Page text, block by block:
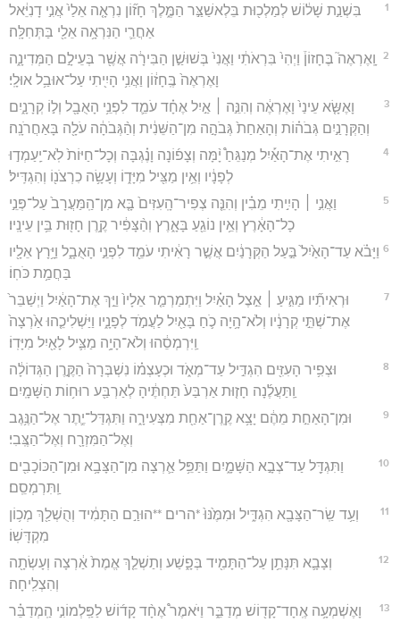
1
בִּשְׁנַ֣ת שָׁל֔וֹשׁ לְמַלְכ֖וּת בֵּלְאשַׁצַּ֣ר הַמֶּ֑לֶךְ חָז֞וֹן נִרְאָ֤ה אֵלַי֙ אֲנִ֣י דָנִיֵּ֔אל
אַחֲרֵ֛י הַנִּרְאָ֥ה אֵלַ֖י בַּתְּחִלָּֽה׃
2
וָֽאֶרְאֶה֮ בֶּחָזוֹן֒ וַיְהִי֙ בִּרְאֹתִ֔י וַאֲנִי֙ בְּשׁוּשַׁ֣ן הַבִּירָ֔ה אֲשֶׁ֖ר בְּעֵילָ֣ם הַמְּדִינָ֑ה
וָאֶרְאֶה֙ בֶּֽחָז֔וֹן וַאֲנִ֥י הָיִ֖יתִי עַל־אוּבַ֥ל אוּלָֽי׃
3
וָאֶשָּׂ֤א עֵינַי֙ וָאֶרְאֶ֔ה וְהִנֵּ֣ה ׀ אַ֣יִל אֶחָ֗ד עֹמֵ֛ד לִפְנֵ֥י הָאֻבָ֖ל וְל֣וֹ קְרָנָ֑יִם
וְהַקְּרָנַ֣יִם גְּבֹה֗וֹת וְהָאַחַת֙ גְּבֹהָ֣ה מִן־הַשֵּׁנִ֔ית וְהַ֨גְּבֹהָ֔ה עֹלָ֖ה בָּאַחֲרֹנָֽה׃
4
רָאִ֣יתִי אֶת־הָאַ֡יִל מְנַגֵּחַ֩ יָ֨מָּה וְצָפ֜וֹנָה וָנֶ֗גְבָּה וְכָל־חַיּוֹת֙ לֹֽא־יַֽעַמְד֣וּ
לְפָנָ֔יו וְאֵ֥ין מַצִּ֖יל מִיָּד֑וֹ וְעָשָׂ֥ה כִרְצֹנ֖וֹ וְהִגְדִּֽיל׃
5
וַאֲנִ֣י ׀ הָיִ֣יתִי מֵבִ֗ין וְהִנֵּ֤ה צְפִיר־הָֽעִזִּים֙ בָּ֤א מִן־הַֽמַּעֲרָב֙ עַל־פְּנֵ֣י
כָל־הָאָ֔רֶץ וְאֵ֥ין נוֹגֵ֖עַ בָּאָ֑רֶץ וְהַ֨צָּפִ֔יר קֶ֥רֶן חָז֖וּת בֵּ֥ין עֵינָֽיו׃
6 וַיָּבֹ֗א עַד־הָאַ֙יִל֙ בַּ֣עַל הַקְּרָנַ֔יִם אֲשֶׁ֣ר רָאִ֔יתִי עֹמֵ֖ד לִפְנֵ֣י הָאֻבָ֑ל וַיָּ֥רָץ אֵלָ֖יו
בַּחֲמַ֥ת כֹּחֽוֹ׃
7
וּרְאִיתִ֞יו מַגִּ֣יעַ ׀ אֵ֣צֶל הָאַ֗יִל וַיִּתְמַרְמַ֤ר אֵלָיו֙ וַיַּ֣ךְ אֶת־הָאַ֔יִל וַיְשַׁבֵּר֙
אֶת־שְׁתֵּ֣י קְרָנָ֔יו וְלֹא־הָ֥יָה כֹ֛חַ בָּאַ֖יִל לַעֲמֹ֣ד לְפָנָ֑יו וַיַּשְׁלִיכֵ֤הוּ אַ֙רְצָה֙
וַֽיִּרְמְסֵ֔הוּ וְלֹא־הָיָ֥ה מַצִּ֛יל לָאַ֖יִל מִיָּדֽוֹ׃
8
וּצְפִ֥יר הָעִזִּ֖ים הִגְדִּ֣יל עַד־מְאֹ֑ד וּכְעָצְמ֗וֹ נִשְׁבְּרָה֙ הַקֶּ֣רֶן הַגְּדוֹלָ֔ה
וַֽתַּעֲלֶ֜נָה חָז֤וּת אַרְבַּע֙ תַּחְתֶּ֔יהָ לְאַרְבַּ֖ע רוּח֥וֹת הַשָּׁמָֽיִם׃
9
וּמִן־הָאַחַ֣ת מֵהֶ֔ם יָצָ֥א קֶֽרֶן־אַחַ֖ת מִצְּעִירָ֑ה וַתִּגְדַּל־יֶ֛תֶר אֶל־הַנֶּ֥גֶב
וְאֶל־הַמִּזְרָ֖ח וְאֶל־הַצֶּֽבִי׃
10
וַתִּגְדַּ֖ל עַד־צְבָ֣א הַשָּׁמָ֑יִם וַתַּפֵּ֥ל אַ֛רְצָה מִן־הַצָּבָ֥א וּמִן־הַכּוֹכָבִ֖ים
וַֽתִּרְמְסֵֽם׃
11
וְעַ֥ד שַֽׂר־הַצָּבָ֖א הִגְדִּ֑יל וּמִמֶּ֙נּוּ֙ *הרים **הוּרַ֣ם הַתָּמִ֔יד וְהֻשְׁלַ֖ךְ מְכ֥וֹן
מִקְדָּשֽׁוֹ׃
12
וְצָבָ֛א תִּנָּתֵ֥ן עַל־הַתָּמִ֖יד בְּפָ֑שַׁע וְתַשְׁלֵ֤ךְ אֱמֶת֙ אַ֔רְצָה וְעָשְׂתָ֖ה
וְהִצְלִֽיחָה׃
13
וָאֶשְׁמְעָ֥ה אֶֽחָד־קָד֖וֹשׁ מְדַבֵּ֑ר וַיֹּאמֶר֩ אֶחָ֨ד קָד֜וֹשׁ לַפַּֽלְמוֹנִ֣י הַֽמְדַבֵּ֗ר